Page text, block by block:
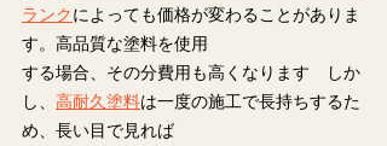
ランクによっても価格が変わることがありま
す。高品質な塗料を使用
する場合、その分費用も高くなります　しか
し、 高耐久塗料は一度の施工で長持ちするた
め、長い目で見れば